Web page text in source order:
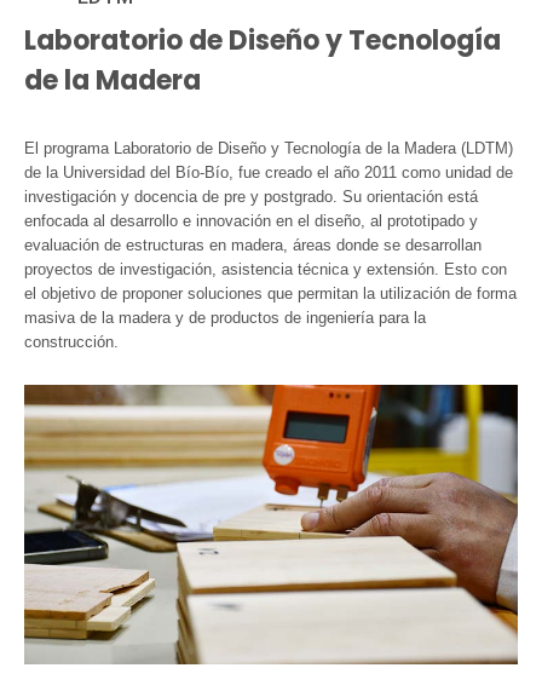
Laboratorio de Diseño y Tecnología
de la Madera
El programa Laboratorio de Diseño y Tecnología de la Madera (LDTM)
de la Universidad del Bío-Bío, fue creado el año 2011 como unidad de
investigación y docencia de pre y postgrado. Su orientación está
enfocada al desarrollo e innovación en el diseño, al prototipado y
evaluación de estructuras en madera, áreas donde se desarrollan
proyectos de investigación, asistencia técnica y extensión. Esto con
el objetivo de proponer soluciones que permitan la utilización de forma
masiva de la madera y de productos de ingeniería para la
construcción.